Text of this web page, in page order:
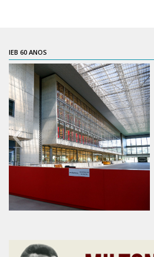
Divisão Administrativa Financeira
Sobre
Divisão de Apoio e Divulgação
Transparência
Acervo
Arquivo
Sobre
Consulta/Normas
IEB 60 ANOS